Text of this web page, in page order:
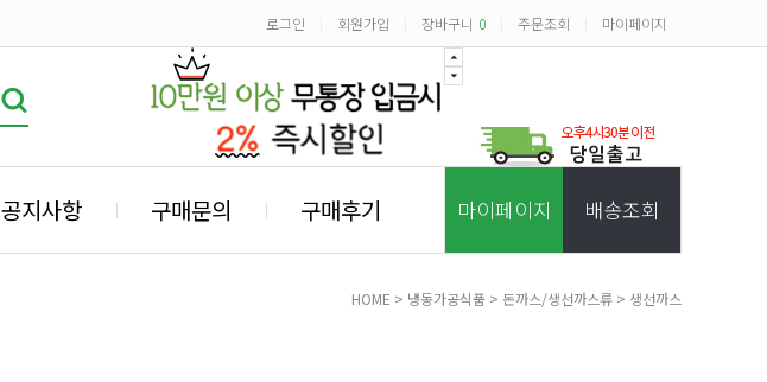
로그인 회원가입 장바구니 0 주문조회 마이페이지
공지사항 구매문의 구매후기 마이페이지 배송조회
HOME > 냉동가공식품 > 돈까스/생선까스류 > 생선까스